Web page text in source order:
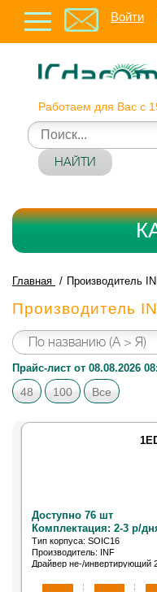
Войти
Работаем для Вас с
НАЙТИ
Главная Производитель
Производитель
Прайс-лист от 08.08.2026
48
100 Все
Доступно 76 шт
Комплектация: 2-3 р/
Тип корпуса: SOIC16
Производитель: INF
Драйвер не-/инвертирующий
DSO лента на катушке